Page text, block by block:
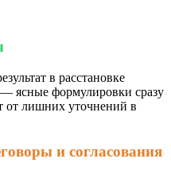
в расстановке
ясные формулировки сразу
от лишних уточнений в
и согласования